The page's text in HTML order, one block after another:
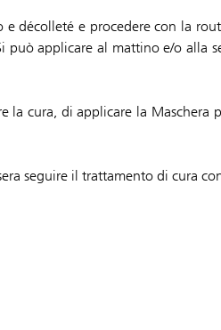
décolleté e procedere con la
applicare al mattino e/o alla
cura, di applicare la
seguire il trattamento di cura